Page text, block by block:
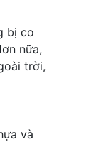
bị co
nữa,
trời,
và